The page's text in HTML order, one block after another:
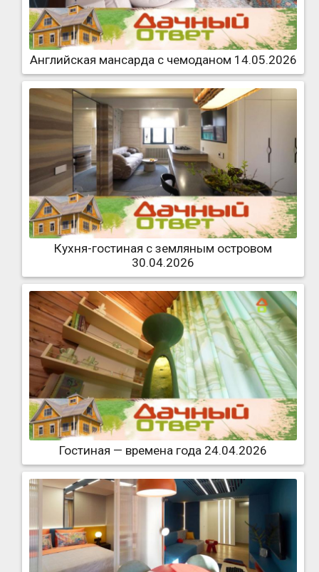
Английская мансарда с чемоданом 14.05.2026
Кухня-гостиная с земляным островом
30.04.2026
Гостиная — времена года 24.04.2026